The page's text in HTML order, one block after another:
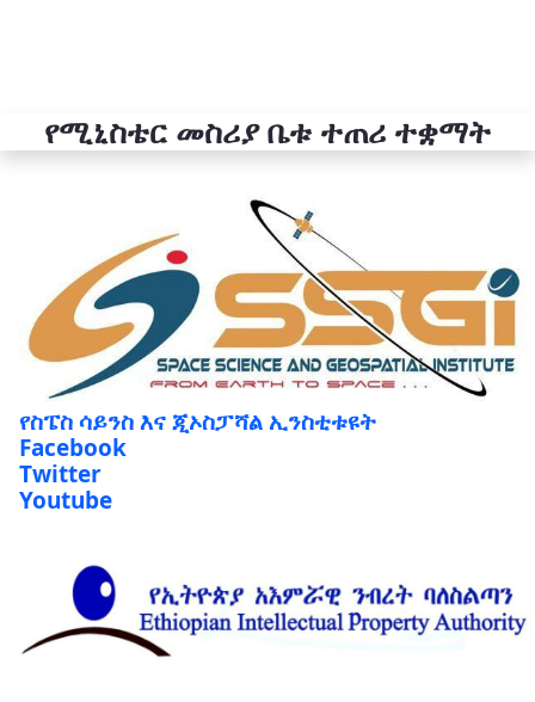
የሚኒስቴር መስሪያ ቤቱ ተጠሪ ተቋማት
የስፔስ ሳይንስ እና ጂኦስፓሻል ኢንስቲቱዩት
Facebook
Twitter
Youtube